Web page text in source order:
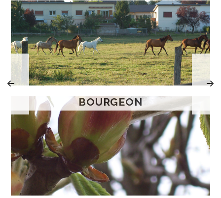
BOURGEON